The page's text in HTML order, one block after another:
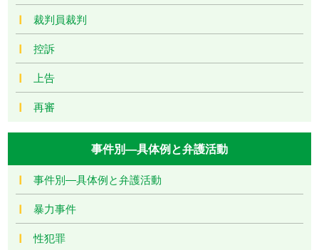
裁判員裁判
控訴
上告
再審
事件別―具体例と弁護活動
事件別―具体例と弁護活動
暴力事件
性犯罪